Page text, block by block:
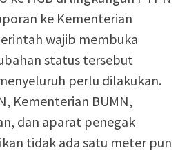
ke Kementerian
wajib membuka
status tersebut
perlu dilakukan.
Kementerian BUMN,
dan aparat penegak
tidak ada satu meter pun